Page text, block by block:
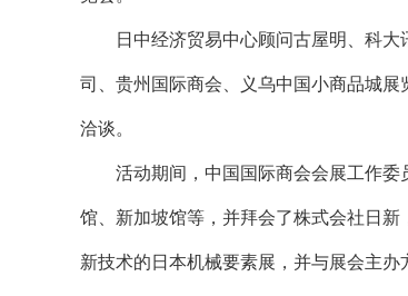
日中经济贸易中心顾问古屋明、科大
司、贵州国际商会、义乌中国小商品城
洽谈。
活动期间，中国国际商会会展工作委
馆、新加坡馆等，并拜会了株式会社日
新技术的日本机械要素展，并与展会主办